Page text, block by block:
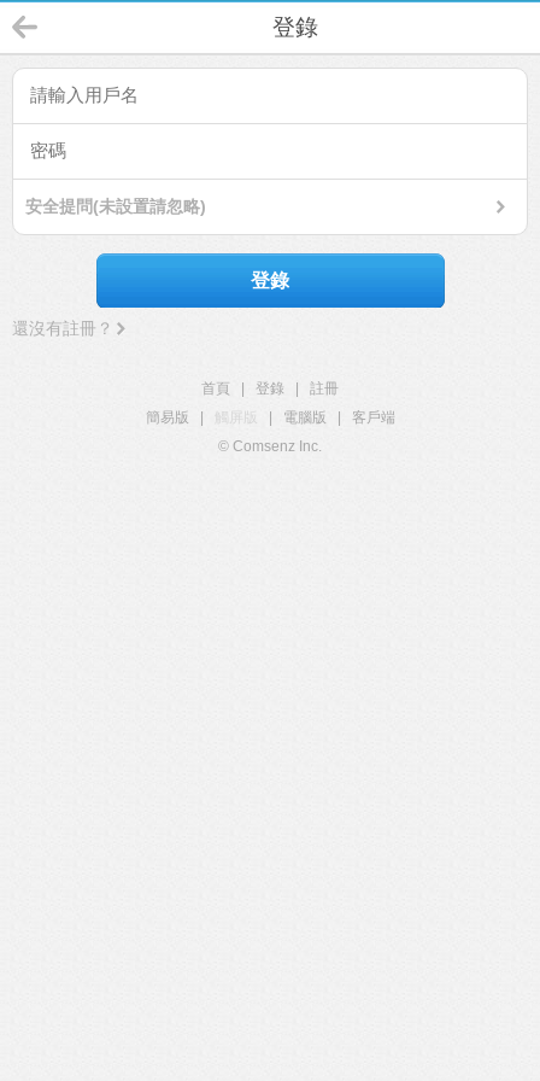
登錄
安全提問(未設置請忽略)
登錄
還沒有註冊？
首頁 登錄
註冊
簡易版
觸屏版 電腦版
客戶端
© Comsenz Inc.